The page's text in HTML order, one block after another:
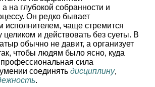
на глубокой собранности и
Он редко бывает
исполнителем, чаще стремится
целиком и действовать без суеты. В
обычно не давит, а организует
чтобы людям было ясно, куда
профессиональная сила
соединять дисциплину,
.